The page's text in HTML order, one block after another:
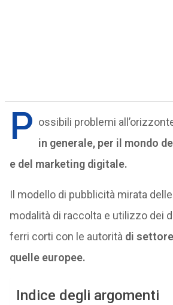
P ossibili problemi
in generale, per il mondo
e del marketing digitale.
Il modello di pubblicità mirata
modalità di raccolta e utilizzo dei
ferri corti con le autorità di
quelle europee.
Indice degli argomenti